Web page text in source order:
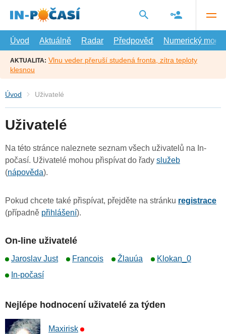
hlavní
Úvod
Aktuálně Radar Předpověď Numerický model
AKTUALITA: Vlnu veder přeruší studená fronta, zítra teploty
klesnou
Úvod Uživatelé
Uživatelé
Na této stránce naleznete seznam všech uživatelů na In-
počasí. Uživatelé mohou přispívat do řady služeb
(nápověda).
Pokud chcete také přispívat, přejděte na stránku registrace
(případně přihlášení).
On-line uživatelé
Jaroslav Just Francois Žlauúa
Klokan_0
In-počasí
Nejlépe hodnocení uživatelé za týden
Maxirisk